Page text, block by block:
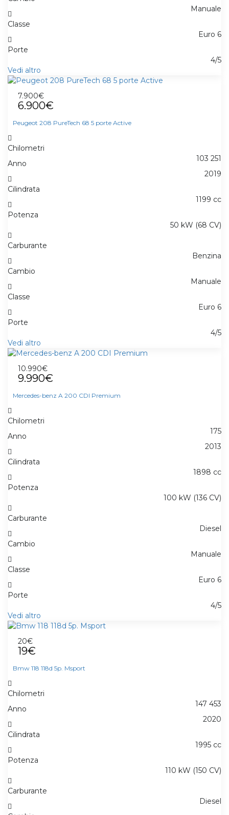
Manuale
Classe
Euro 6
Porte
4/5
Vedi altro
7.900€
6.900€
Peugeot 208 PureTech 68 5 porte Active
Chilometri
103 251
Anno
2019
Cilindrata
1199 cc
Potenza
50 kW (68 CV)
Carburante
Benzina
Cambio
Manuale
Classe
Euro 6
Porte
4/5
Vedi altro
10.990€
9.990€
Mercedes-benz A 200 CDI Premium
Chilometri
175
Anno
2013
Cilindrata
1898 cc
Potenza
100 kW (136 CV)
Carburante
Diesel
Cambio
Manuale
Classe
Euro 6
Porte
4/5
Vedi altro
20€
19€
Bmw 118 118d 5p. Msport
Chilometri
147 453
Anno
2020
Cilindrata
1995 cc
Potenza
110 kW (150 CV)
Carburante
Diesel